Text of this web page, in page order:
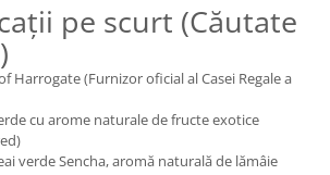
pe scurt (Căutate
Harrogate (Furnizor oficial al Casei Regale a
cu arome naturale de fructe exotice
verde Sencha, aromă naturală de lămâie